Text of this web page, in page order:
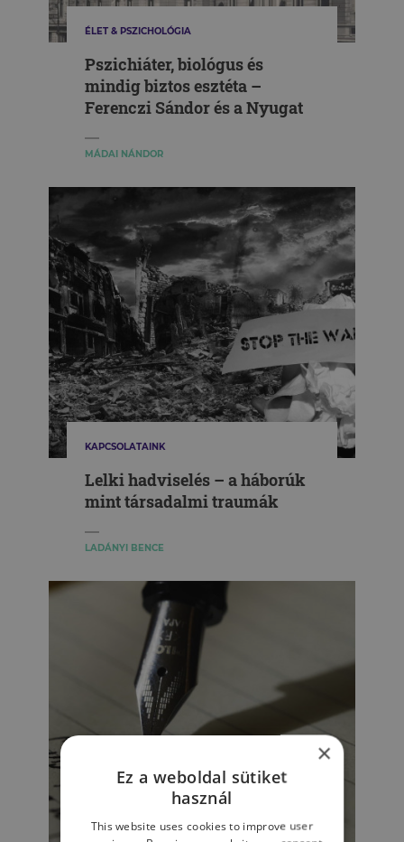
ÉLET & PSZICHOLÓGIA
Pszichiáter, biológus és
mindig biztos esztéta –
Ferenczi Sándor és a Nyugat
MÁDAI NÁNDOR
KAPCSOLATAINK
Lelki hadviselés – a háborúk
mint társadalmi traumák
LADÁNYI BENCE
×
Ez a weboldal sütiket
használ
This website uses cookies to improve user